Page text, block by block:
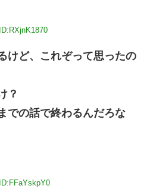
けど、これぞって思ったの
？
での話で終わるんだろな